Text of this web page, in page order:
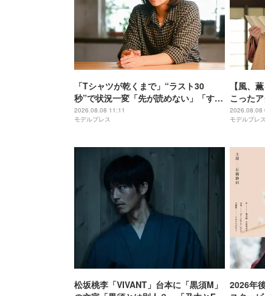
「Tシャツが乾くまで」“ラスト30
秒”で状況一変「先が読めない」「すご
いタイミング」と視聴者騒然【ネタバ
レあり】
2026.08.08 11:11
モデルプレス
【風、
こった
2026.08.08
モデルプレス
松坂桃李「VIVANT」台本に「黒須M」
2026年